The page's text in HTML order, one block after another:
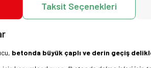
Taksit Seçenekleri
betonda büyük çaplı ve derin geçiş